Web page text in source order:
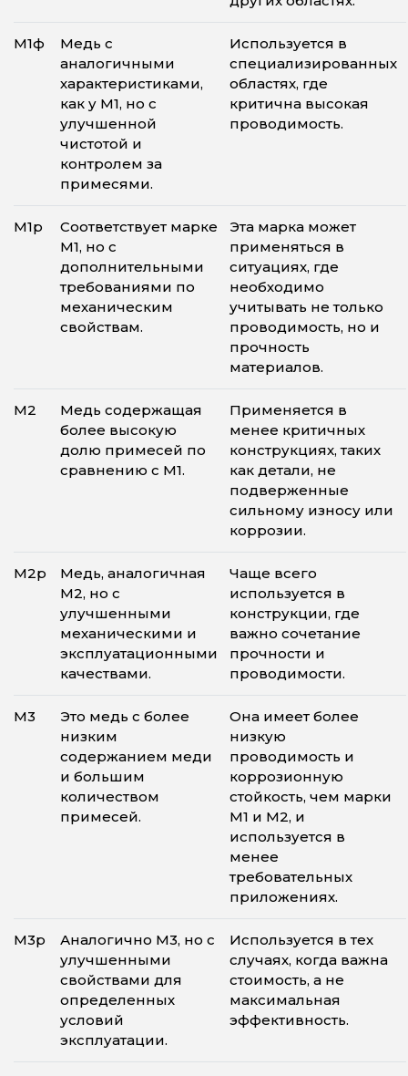
М1ф
Медь с
аналогичными
характеристиками,
как у М1, но с
улучшенной
чистотой и
контролем за
примесями.
Используется в
специализированных
областях, где
критична высокая
проводимость.
М1р
Соответствует марке
М1, но с
дополнительными
требованиями по
механическим
свойствам.
Эта марка может
применяться в
ситуациях, где
необходимо
учитывать не только
проводимость, но и
прочность
материалов.
М2
Медь содержащая
более высокую
долю примесей по
сравнению с М1.
Применяется в
менее критичных
конструкциях, таких
как детали, не
подверженные
сильному износу или
коррозии.
М2р
Медь, аналогичная
М2, но с
улучшенными
механическими и
эксплуатационными
качествами.
Чаще всего
используется в
конструкции, где
важно сочетание
прочности и
проводимости.
М3
Это медь с более
низким
содержанием меди
и большим
количеством
примесей.
Она имеет более
низкую
проводимость и
коррозионную
стойкость, чем марки
М1 и М2, и
используется в
менее
требовательных
приложениях.
М3р
Аналогично М3, но с
улучшенными
свойствами для
определенных
условий
эксплуатации.
Используется в тех
случаях, когда важна
стоимость, а не
максимальная
эффективность.